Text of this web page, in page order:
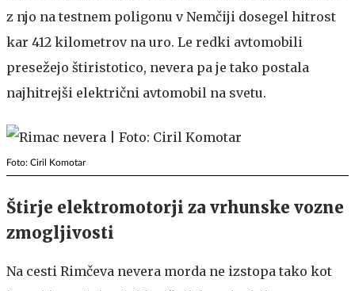
z njo na testnem poligonu v Nemčiji dosegel hitrost
kar 412 kilometrov na uro. Le redki avtomobili
presežejo štiristotico, nevera pa je tako postala
najhitrejši električni avtomobil na svetu.
Foto: Ciril Komotar
Štirje elektromotorji za vrhunske vozne
zmogljivosti
Na cesti Rimčeva nevera morda ne izstopa tako kot